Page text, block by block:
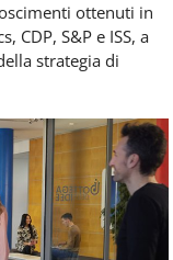
ottenuti in
CDP, S&P e ISS, a
strategia di